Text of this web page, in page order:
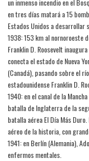
un inmenso incendio en el
en tres días matará a 15
Estados Unidos a
1938: 153 km al nornoroeste
Franklin D. Roosevelt
conecta el estado de Nueva
(Canadá), pasando sobre el
estadounidense Franklin D.
1940: en el canal de la
batalla de Inglaterra de la
batalla aérea El Día Más
aéreo de la historia, con
1941: en Berlín (Alemania),
enfermos mentales.